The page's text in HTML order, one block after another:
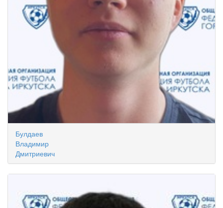
Булдаев
Владимир
Дмитриевич